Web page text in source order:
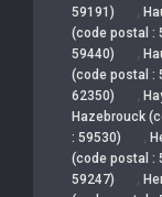
59191)
,
(code postal :
59440)
,
(code postal :
62350)
,
Hazebrouck
: 59530)
,
(code postal :
59247)
,